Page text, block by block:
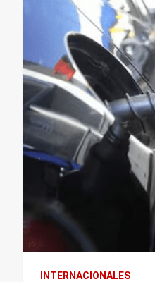
INTERNACIONALES